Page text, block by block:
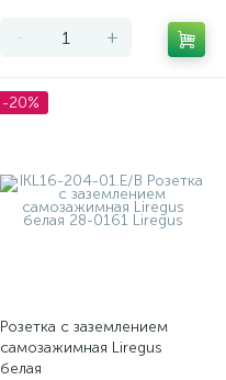
- +
-20%
Розетка с заземлением
самозажимная Liregus
белая